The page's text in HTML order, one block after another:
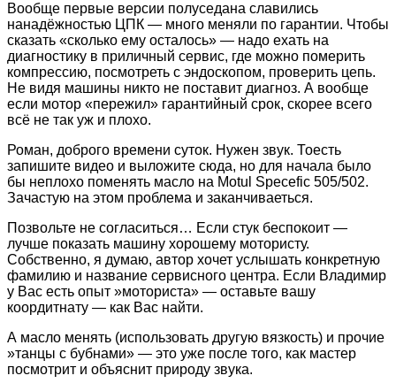
Вообще первые версии полуседана славились
нанадёжностью ЦПК — много меняли по гарантии. Чтобы
сказать «сколько ему осталось» — надо ехать на
диагностику в приличный сервис, где можно померить
компрессию, посмотреть с эндоскопом, проверить цепь.
Не видя машины никто не поставит диагноз. А вообще
если мотор «пережил» гарантийный срок, скорее всего
всё не так уж и плохо.
Роман, доброго времени суток. Нужен звук. Тоесть
запишите видео и выложите сюда, но для начала было
бы неплохо поменять масло на Motul Specefic 505/502.
Зачастую на этом проблема и заканчиваеться.
Позвольте не согласиться… Если стук беспокоит —
лучше показать машину хорошему мотористу.
Собственно, я думаю, автор хочет услышать конкретную
фамилию и название сервисного центра. Если Владимир
у Вас есть опыт »моториста» — оставьте вашу
коордитнату — как Вас найти.
А масло менять (использовать другую вязкость) и прочие
»танцы с бубнами» — это уже после того, как мастер
посмотрит и объяснит природу звука.